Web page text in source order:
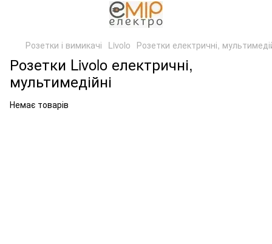
Розетки і вимикачі Livolo Розетки електричні,
Розетки Livolo електричні,
мультимедійні
Немає товарів